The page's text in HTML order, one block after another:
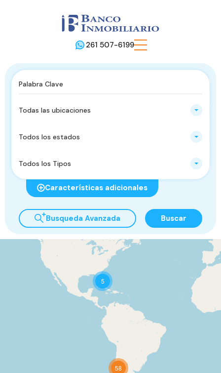
261 507-6199
Todas las ubicaciones
Todos los estados
Todos los Tipos
Características adicionales
Busqueda Avanzada Buscar
5
58